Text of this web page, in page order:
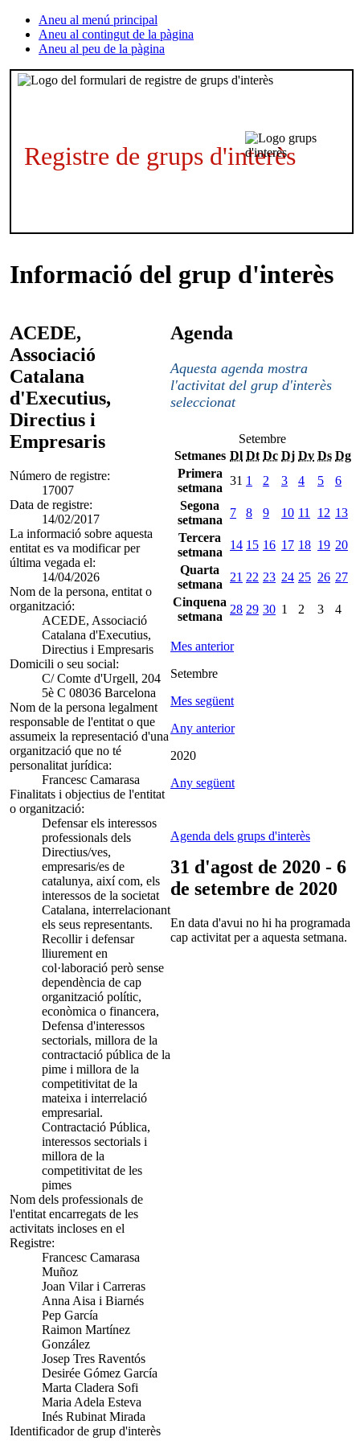
Aneu al menú principal
Aneu al contingut de la pàgina
Aneu al peu de la pàgina
Registre de grups d'interès
Informació del grup d'interès
ACEDE,
Associació
Catalana
d'Executius,
Directius i
Empresaris
Número de registre:
17007
Data de registre:
14/02/2017
La informació sobre aquesta
entitat es va modificar per
última vegada el:
14/04/2026
Nom de la persona, entitat o
organització:
ACEDE, Associació
Catalana d'Executius,
Directius i Empresaris
Domicili o seu social:
C/ Comte d'Urgell, 204
5è C 08036 Barcelona
Nom de la persona legalment
responsable de l'entitat o que
assumeix la representació d'una
organització que no té
personalitat jurídica:
Francesc Camarasa
Finalitats i objectius de l'entitat
o organització:
Defensar els interessos
professionals dels
Directius/ves,
empresaris/es de
catalunya, així com, els
interessos de la societat
Catalana, interrelacionant
els seus representants.
Recollir i defensar
lliurement en
col·laboració però sense
dependència de cap
organització polític,
econòmica o financera,
Defensa d'interessos
sectorials, millora de la
contractació pública de la
pime i millora de la
competitivitat de la
mateixa i interrelació
empresarial.
Contractació Pública,
interessos sectorials i
millora de la
competitivitat de les
pimes
Nom dels professionals de
l'entitat encarregats de les
activitats incloses en el
Registre:
Francesc Camarasa
Muñoz
Joan Vilar i Carreras
Anna Aisa i Biarnés
Pep García
Raimon Martínez
González
Josep Tres Raventós
Desirée Gómez García
Marta Cladera Sofi
Maria Adela Esteva
Inés Rubinat Mirada
Identificador de grup d'interès
Agenda
Aquesta agenda mostra
l'activitat del grup d'interès
seleccionat
Setembre
Setmanes Dl Dt Dc Dj Dv Ds Dg
Primera
setmana
31 1 2 3 4 5
6
Segona
setmana
7 8 9 10 11 12 13
Tercera
setmana
14 15 16 17 18 19 20
Quarta
setmana
21 22 23 24 25 26 27
Cinquena
setmana
28 29 30 1 2 3 4
Mes anterior
Setembre
Mes següent
Any anterior
2020
Any següent
Agenda dels grups d'interès
31 d'agost de 2020 - 6
de setembre de 2020
En data d'avui no hi ha programada
cap activitat per a aquesta setmana.